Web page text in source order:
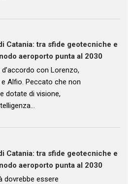
Catania: tra sfide geotecniche e
aeroporto punta al 2030
con Lorenzo,
e Alfio. Peccato che non
dotate di visione,
Catania: tra sfide geotecniche e
aeroporto punta al 2030
dovrebbe essere